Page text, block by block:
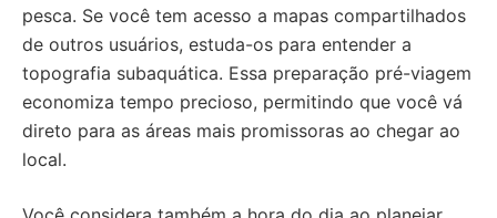
pesca. Se você tem acesso a mapas compartilhados
de outros usuários, estuda-os para entender a
topografia subaquática. Essa preparação pré-viagem
economiza tempo precioso, permitindo que você vá
direto para as áreas mais promissoras ao chegar ao
local.